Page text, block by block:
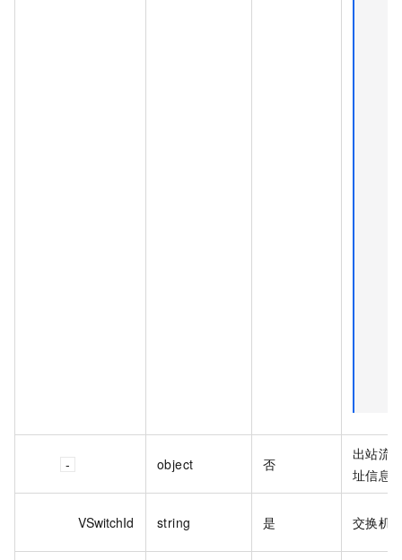
object 否
出站流
址信息
VSwitchId string 是 交换机